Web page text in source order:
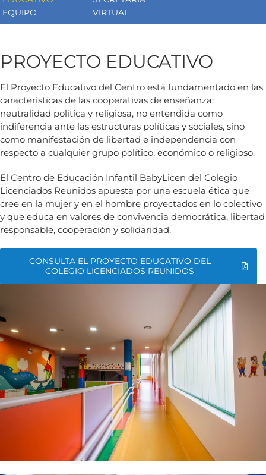
EQUIPO
VIRTUAL
PROYECTO EDUCATIVO
El Proyecto Educativo del Centro está fundamentado en las
características de las cooperativas de enseñanza:
neutralidad política y religiosa, no entendida como
indiferencia ante las estructuras políticas y sociales, sino
como manifestación de libertad e independencia con
respecto a cualquier grupo político, económico o religioso.
El Centro de Educación Infantil BabyLicen del Colegio
Licenciados Reunidos apuesta por una escuela ética que
cree en la mujer y en el hombre proyectados en lo colectivo
y que educa en valores de convivencia democrática, libertad
responsable, cooperación y solidaridad.
CONSULTA EL PROYECTO EDUCATIVO DEL
COLEGIO LICENCIADOS REUNIDOS